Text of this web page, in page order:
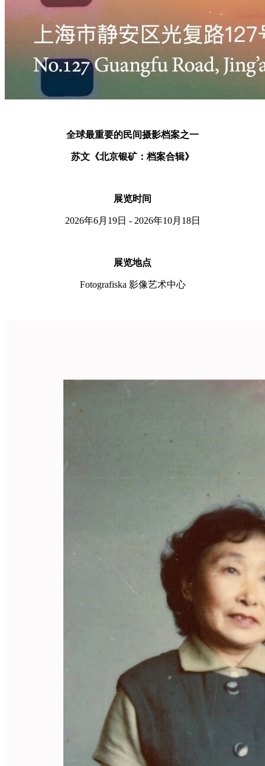
全球最重要的民间摄影档案之一
苏文《北京银矿：档案合辑》
展览时间
2026年6月19日 - 2026年10月18日
展览地点
Fotografiska 影像艺术中心